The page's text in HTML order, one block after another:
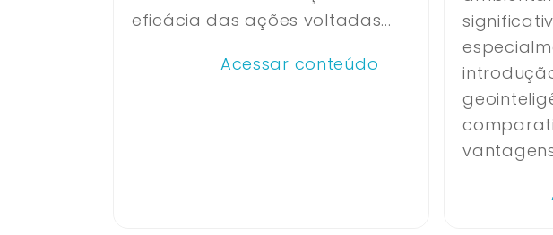
eficácia das ações voltadas...
Acessar conteúdo